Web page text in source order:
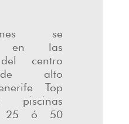
se
en las
centro
de alto
Top
piscinas
25 ó 50